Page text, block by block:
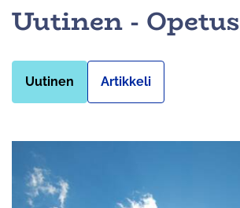
Uutinen - Opetus
Uutinen Artikkeli